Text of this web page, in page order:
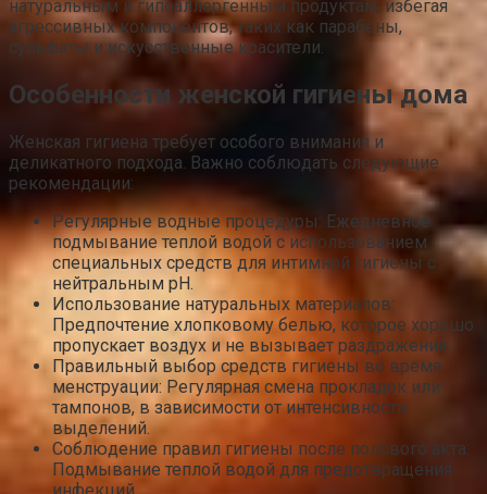
натуральным и гипоаллергенным продуктам, избегая
агрессивных компонентов, таких как парабены,
сульфаты и искусственные красители.
Особенности женской гигиены дома
Женская гигиена требует особого внимания и
деликатного подхода. Важно соблюдать следующие
рекомендации:
Регулярные водные процедуры: Ежедневное
подмывание теплой водой с использованием
специальных средств для интимной гигиены с
нейтральным pH.
Использование натуральных материалов:
Предпочтение хлопковому белью, которое хорошо
пропускает воздух и не вызывает раздражения.
Правильный выбор средств гигиены во время
менструации: Регулярная смена прокладок или
тампонов, в зависимости от интенсивности
выделений.
Соблюдение правил гигиены после полового акта:
Подмывание теплой водой для предотвращения